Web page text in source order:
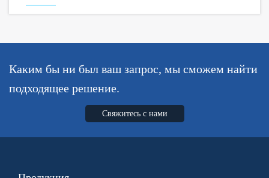
Каким бы ни был ваш запрос, мы сможем найти
подходящее решение.
Свяжитесь с нами